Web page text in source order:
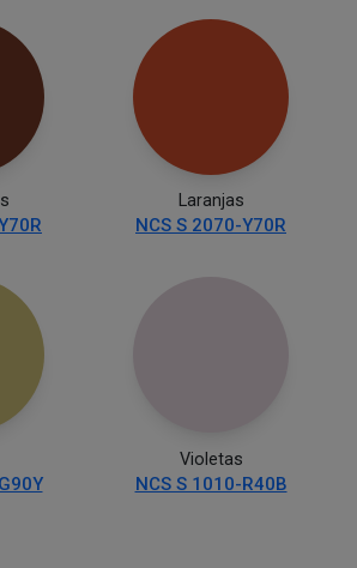
Laranjas
NCS S 2070-Y70R
Violetas
NCS S 1010-R40B